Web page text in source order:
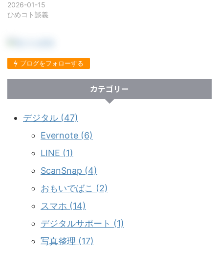
2026-01-15
ひめコト談義
ブログをフォローする
カテゴリー
デジタル (47)
Evernote (6)
LINE (1)
ScanSnap (4)
おもいでばこ (2)
スマホ (14)
デジタルサポート (1)
写真整理 (17)